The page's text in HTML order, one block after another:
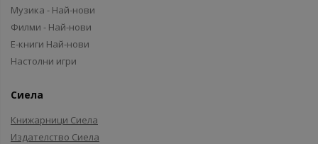
Музика - Най-нови
Филми - Най-нови
Е-книги Най-нови
Настолни игри
Сиела
Книжарници Сиела
Издателство Сиела